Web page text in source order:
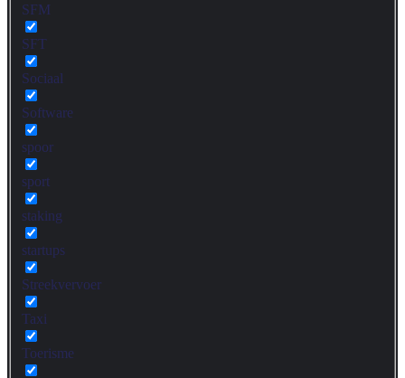
SFM
SFT
Sociaal
Software
spoor
sport
staking
startups
Streekvervoer
Taxi
Toerisme